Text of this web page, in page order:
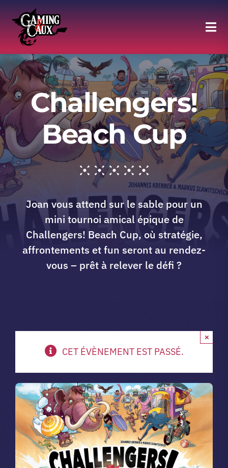
content
Agenda
Halle of Fame
Moments forts
Discord
Adhésion au Club
A propos du club
Challengers!
Beach Cup
Joan vous attend sur le sable pour un
mini tournoi amical épique de
Challengers! Beach Cup, où stratégie,
affrontements et fun seront au rendez-
vous – prêt à relever le défi ?
CET ÉVÈNEMENT EST PASSÉ.
×